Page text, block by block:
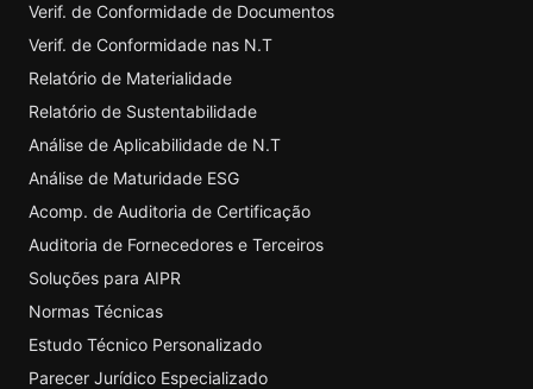
Verif. de Conformidade de Documentos
Verif. de Conformidade nas N.T
Relatório de Materialidade
Relatório de Sustentabilidade
Análise de Aplicabilidade de N.T
Análise de Maturidade ESG
Acomp. de Auditoria de Certificação
Auditoria de Fornecedores e Terceiros
Soluções para AIPR
Normas Técnicas
Estudo Técnico Personalizado
Parecer Jurídico Especializado